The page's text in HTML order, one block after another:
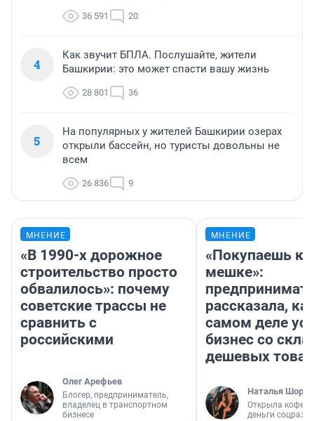
36 591 20
4
Как звучит БПЛА. Послушайте, жители
Башкирии: это может спасти вашу жизнь
28 801 36
5
На популярных у жителей Башкирии озерах
открыли бассейн, но туристы довольны не
всем
26 836 9
МНЕНИЕ
«В 1990-х дорожное
строительство просто
обвалилось»: почему
советские трассы не
сравнить с
российскими
Олег Арефьев
Блогер, предприниматель,
владелец в транспортном
бизнесе
МНЕНИЕ
«Покупаешь
мешке»:
рассказала,
самом деле
бизнес со
дешевых
Наталья
Открыла
деньги